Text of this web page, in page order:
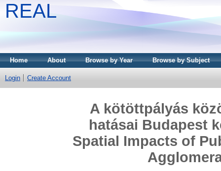
REAL
Home About Browse by Year Browse by Subject
Login Create Account
A kötöttpályás
hatásai Budapest
Spatial Impacts of